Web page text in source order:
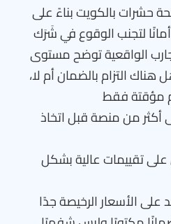
حشرات بالكويت بناءً على
أمانًا لتجنب الوقوع في شَرَك
الواقعية توضح مستوى
هناك التزام بالضمان أم لا،
مؤقتة فقط
أكثر من منصة قبل اتخاذ
على تقييمات عالية بشكل
على الأسعار الرخيصة جدًا